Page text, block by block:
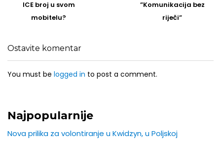
post
ICE broj u svom
mobitelu?
Post
”Komunikacija bez
riječi”
Ostavite komentar
You must be logged in to post a comment.
Najpopularnije
Nova prilika za volontiranje u Kwidzyn, u Poljskoj